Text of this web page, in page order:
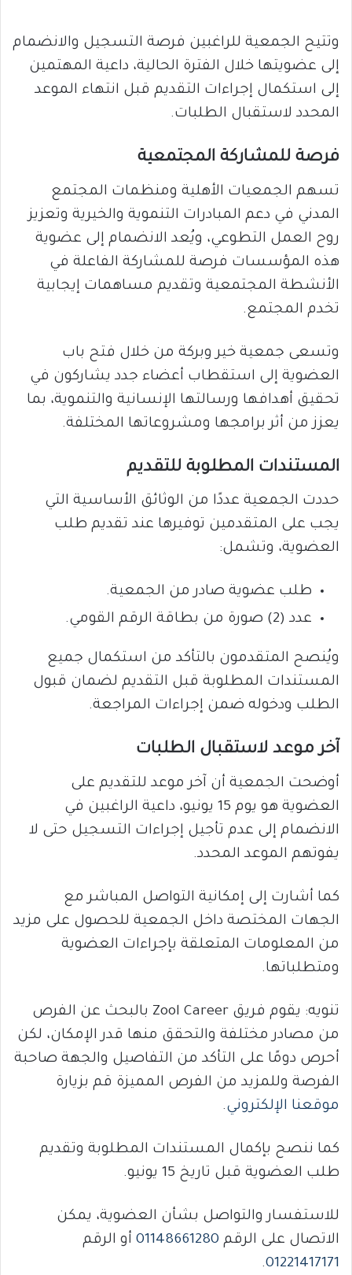
وتتيح الجمعية للراغبين فرصة التسجيل والانضمام
إلى عضويتها خلال الفترة الحالية، داعية المهتمين
إلى استكمال إجراءات التقديم قبل انتهاء الموعد
المحدد لاستقبال الطلبات.
فرصة للمشاركة المجتمعية
تسهم الجمعيات الأهلية ومنظمات المجتمع
المدني في دعم المبادرات التنموية والخيرية وتعزيز
روح العمل التطوعي، ويُعد الانضمام إلى عضوية
هذه المؤسسات فرصة للمشاركة الفاعلة في
الأنشطة المجتمعية وتقديم مساهمات إيجابية
تخدم المجتمع.
وتسعى جمعية خير وبركة من خلال فتح باب
العضوية إلى استقطاب أعضاء جدد يشاركون في
تحقيق أهدافها ورسالتها الإنسانية والتنموية، بما
يعزز من أثر برامجها ومشروعاتها المختلفة.
المستندات المطلوبة للتقديم
حددت الجمعية عددًا من الوثائق الأساسية التي
يجب على المتقدمين توفيرها عند تقديم طلب
العضوية، وتشمل:
طلب عضوية صادر من الجمعية.
عدد (2) صورة من بطاقة الرقم القومي.
ويُنصح المتقدمون بالتأكد من استكمال جميع
المستندات المطلوبة قبل التقديم لضمان قبول
الطلب ودخوله ضمن إجراءات المراجعة.
آخر موعد لاستقبال الطلبات
أوضحت الجمعية أن آخر موعد للتقديم على
العضوية هو يوم 15 يونيو، داعية الراغبين في
الانضمام إلى عدم تأجيل إجراءات التسجيل حتى لا
يفوتهم الموعد المحدد.
كما أشارت إلى إمكانية التواصل المباشر مع
الجهات المختصة داخل الجمعية للحصول على مزيد
من المعلومات المتعلقة بإجراءات العضوية
ومتطلباتها.
تنويه: يقوم فريق Zool Career بالبحث عن الفرص
من مصادر مختلفة والتحقق منها قدر الإمكان، لكن
أحرص دومًا على التأكد من التفاصيل والجهة صاحبة
الفرصة وللمزيد من الفرص المميزة قم بزيارة
موقعنا الإلكتروني.
كما ننصح بإكمال المستندات المطلوبة وتقديم
طلب العضوية قبل تاريخ 15 يونيو.
للاستفسار والتواصل بشأن العضوية، يمكن
الاتصال على الرقم 01148661280 أو الرقم
01221417171
.